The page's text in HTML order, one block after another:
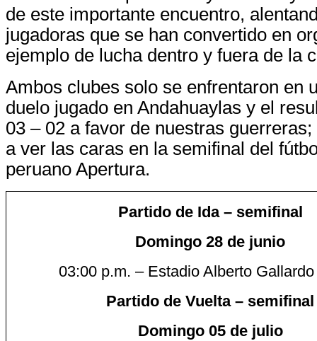
de este importante encuentro,
jugadoras que se han convertido en
ejemplo de lucha dentro y fuera de la
Ambos clubes solo se enfrentaron en
duelo jugado en Andahuaylas y el
03 – 02 a favor de nuestras
a ver las caras en la semifinal del
peruano Apertura.
Partido de Ida – semifinal
Domingo 28 de junio
03:00 p.m. – Estadio Alberto
Partido de Vuelta – semifinal
Domingo 05 de julio